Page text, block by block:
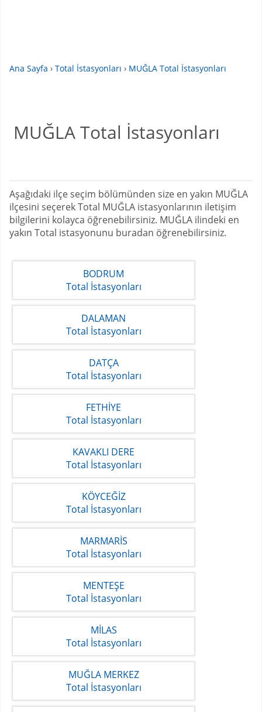
Ana Sayfa › Total İstasyonları › MUĞLA Total İstasyonları
MUĞLA Total İstasyonları
Aşağıdaki ilçe seçim bölümünden size en yakın MUĞLA
ilçesini seçerek Total MUĞLA istasyonlarının iletişim
bilgilerini kolayca öğrenebilirsiniz. MUĞLA ilindeki en
yakın Total istasyonunu buradan öğrenebilirsiniz.
BODRUM
Total İstasyonları
DALAMAN
Total İstasyonları
DATÇA
Total İstasyonları
FETHİYE
Total İstasyonları
KAVAKLI DERE
Total İstasyonları
KÖYCEĞİZ
Total İstasyonları
MARMARİS
Total İstasyonları
MENTEŞE
Total İstasyonları
MİLAS
Total İstasyonları
MUĞLA MERKEZ
Total İstasyonları